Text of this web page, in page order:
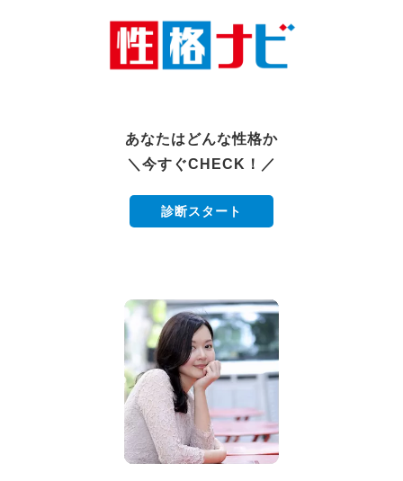
あなたはどんな性格か
＼今すぐCHECK！／
診断スタート